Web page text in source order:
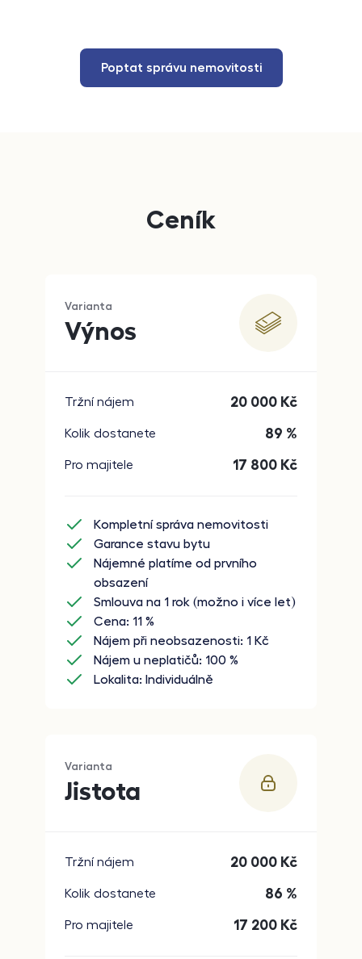
Poptat správu nemovitosti
Ceník
Varianta
Výnos
Tržní nájem 20 000 Kč
Kolik dostanete 89 %
Pro majitele 17 800 Kč
Kompletní správa nemovitosti
Garance stavu bytu
Nájemné platíme od prvního
obsazení
Smlouva na 1 rok (možno i více let)
Cena: 11 %
Nájem při neobsazenosti: 1 Kč
Nájem u neplatičů: 100 %
Lokalita: Individuálně
Varianta
Jistota
Tržní nájem 20 000 Kč
Kolik dostanete 86 %
Pro majitele 17 200 Kč